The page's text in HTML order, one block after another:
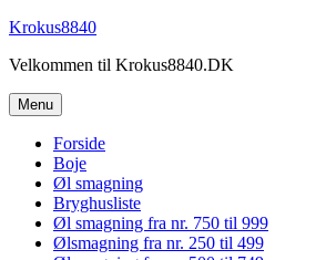
Videre
indhold
Krokus8840
Velkommen til Krokus8840.DK
Menu
Forside
Boje
Øl smagning
Bryghusliste
Øl smagning fra nr. 750 til 999
Ølsmagning fra nr. 250 til 499